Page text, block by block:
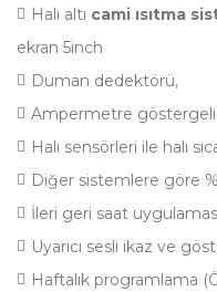
Halı altı cami ısıtma
ekran 5inch
Duman dedektörü,
Ampermetre göstergeli
Halı sensörleri ile halı
Diğer sistemlere göre
İleri geri saat
Uyarıcı sesli ikaz ve
Haftalık programlama